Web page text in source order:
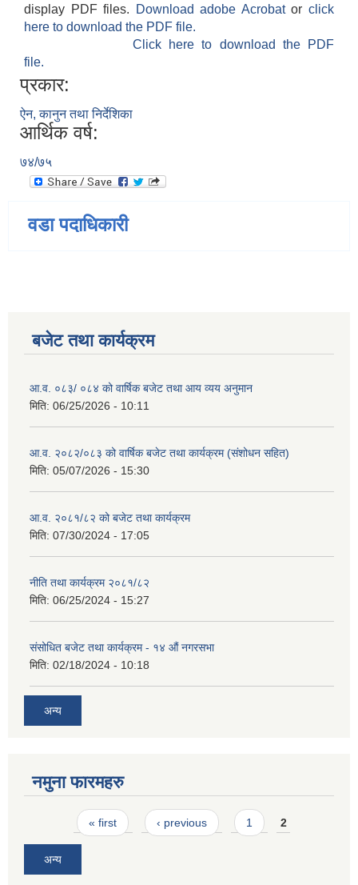
display PDF files.
Download adobe Acrobatorclick
here to download the PDF file.
Click here to download the PDF
file.
प्रकार:
ऐन, कानुन तथा निर्देशिका
आर्थिक वर्ष:
७४/७५
वडा पदाधिकारी
बजेट तथा कार्यक्रम
आ.व. ०८३/ ०८४ को वार्षिक बजेट तथा आय व्यय अनुमान
मिति: 06/25/2026 - 10:11
आ.व. २०८२/०८३ को वार्षिक बजेट तथा कार्यक्रम (संशोधन सहित)
मिति: 05/07/2026 - 15:30
आ.व. २०८१/८२ को बजेट तथा कार्यक्रम
मिति: 07/30/2024 - 17:05
नीति तथा कार्यक्रम २०८१/८२
मिति: 06/25/2024 - 15:27
संसोधित बजेट तथा कार्यक्रम - १४ औं नगरसभा
मिति: 02/18/2024 - 10:18
अन्य
नमुना फारमहरु
Pages« first ‹ previous 1 2
अन्य